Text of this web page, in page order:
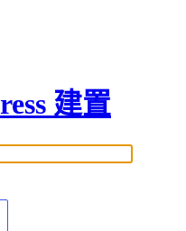
建置